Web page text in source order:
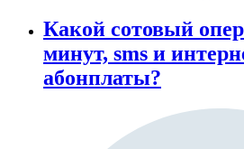
Какой сотовый
минут, sms и
абонплаты?